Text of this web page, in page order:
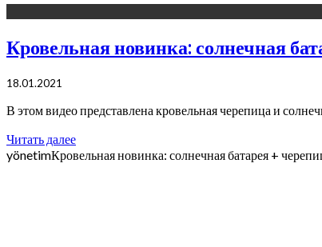
Кровельная новинка: солнечная
18.01.2021
В этом видео представлена кровельная черепица и
Читать далее
yönetimКровельная новинка: солнечная батарея +